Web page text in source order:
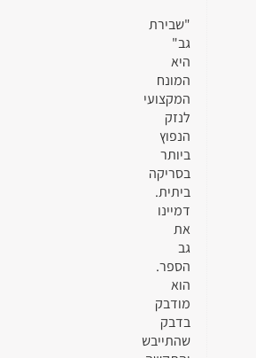
"שבירת
גב"
היא
המונח
המקצועי
לנזק
הנפוץ
ביותר
בסריקה
ביתית.
דמיינו
את
גב
הספר.
הוא
מודבק
בדבק
שהתייבש